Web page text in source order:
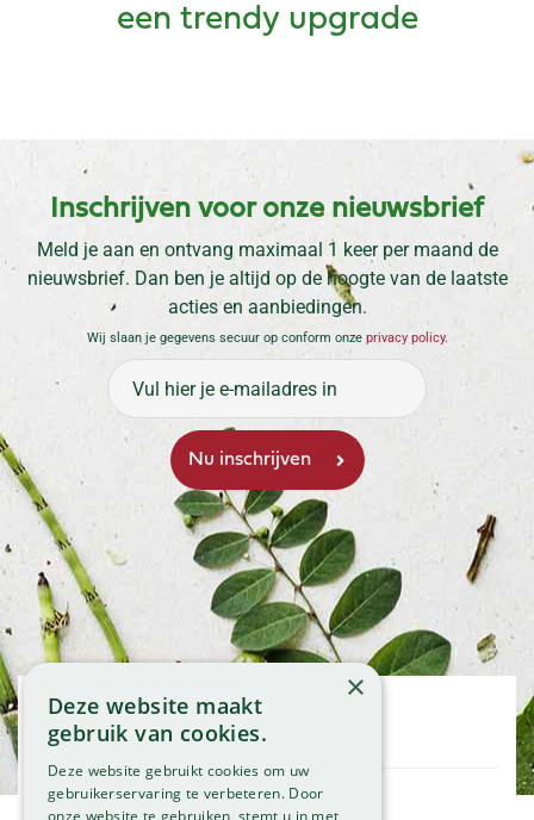
een trendy upgrade
Inschrijven voor onze nieuwsbrief
Meld je aan en ontvang maximaal 1 keer per maand de
nieuwsbrief. Dan ben je altijd op de hoogte van de laatste
acties en aanbiedingen.
Wij slaan je gegevens secuur op conform onze privacy policy.
Openingstijden
Maandag
Dinsdag
×
Deze website maakt
gebruik van cookies.
Deze website gebruikt cookies om uw
gebruikerservaring te verbeteren. Door
onze website te gebruiken, stemt u in met